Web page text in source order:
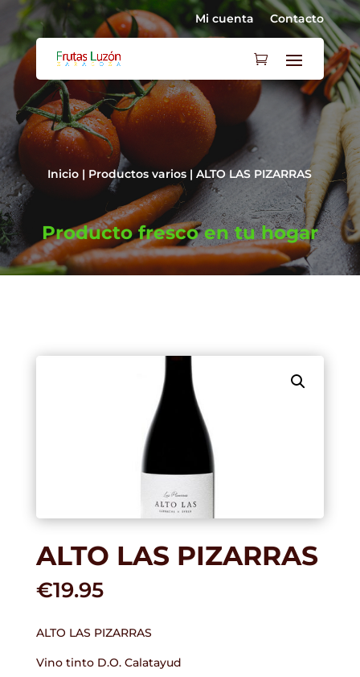
Mi cuenta Contacto
Inicio | Productos varios | ALTO LAS PIZARRAS
Producto fresco en tu hogar
ALTO LAS PIZARRAS
€19.95
ALTO LAS PIZARRAS
Vino tinto D.O. Calatayud